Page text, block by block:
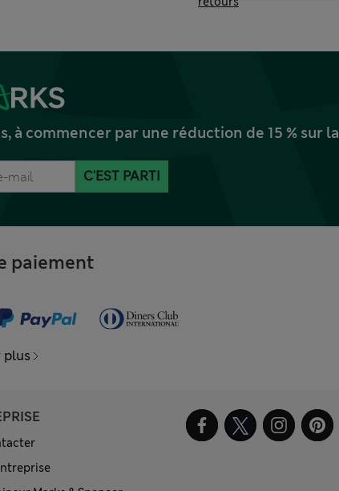
commencer par une réduction de 15 % sur
C'EST PARTI
paiement
plus